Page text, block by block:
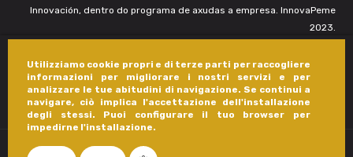
Utilizziamo cookie propri e di terze parti per raccogliere
informazioni per migliorare i nostri servizi e per
analizzare le tue abitudini di navigazione. Se continui a
navigare, ciò implica l'accettazione dell'installazione
degli stessi. Puoi configurare il tuo browser per
impedirne l'installazione.
Innovación, dentro do programa de axudas a empresa. InnovaPeme
2023.